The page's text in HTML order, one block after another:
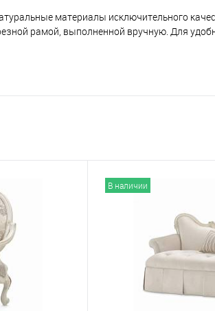
материалы исключительного
рамой, выполненной вручную. Для
В наличии